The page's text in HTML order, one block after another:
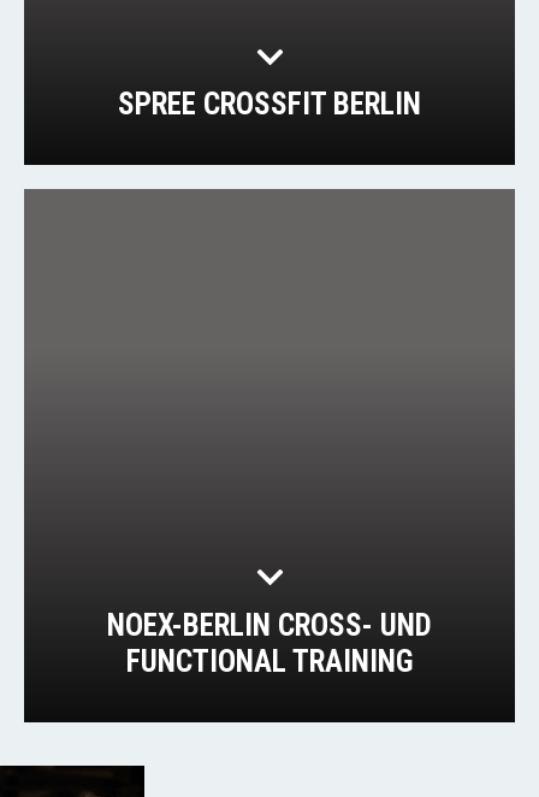
SPREE CROSSFIT BERLIN
NOEX-BERLIN CROSS- UND
FUNCTIONAL TRAINING